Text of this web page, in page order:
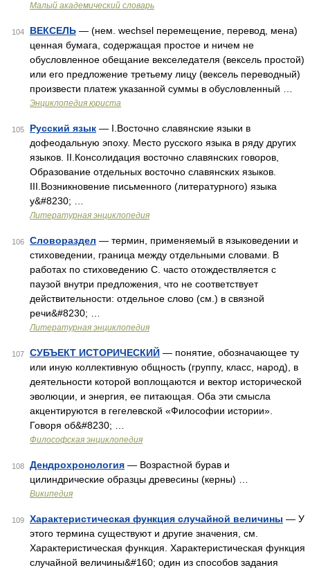
Малый академический словарь
104 ВЕКСЕЛЬ — (нем. wechsel перемещение, перевод, мена)
ценная бумага, содержащая простое и ничем не
обусловленное обещание векселедателя (вексель простой)
или его предложение третьему лицу (вексель переводный)
произвести платеж указанной суммы в обусловленный …
Энциклопедия юриста
105 Русский язык — I.Восточно славянские языки в
дофеодальную эпоху. Место русского языка в ряду других
языков. II.Консолидация восточно славянских говоров,
Образование отдельных восточно славянских языков.
III.Возникновение письменного (литературного) языка
у&#8230; …
Литературная энциклопедия
106 Словораздел — термин, применяемый в языковедении и
стиховедении, граница между отдельными словами. В
работах по стиховедению С. часто отождествляется с
паузой внутри предложения, что не соответствует
действительности: отдельное слово (см.) в связной
речи&#8230; …
Литературная энциклопедия
107 СУБЪЕКТ ИСТОРИЧЕСКИЙ — понятие, обозначающее ту
или иную коллективную общность (группу, класс, народ), в
деятельности которой воплощаются и вектор исторической
эволюции, и энергия, ее питающая. Оба эти смысла
акцентируются в гегелевской «Философии истории».
Говоря об&#8230; …
Философская энциклопедия
108 Дендрохронология — Возрастной бурав и
цилиндрические образцы древесины (керны) …
Википедия
109 Характеристическая функция случайной величины — У
этого термина существуют и другие значения, см.
Характеристическая функция. Характеристическая функция
случайной величины&#160; один из способов задания